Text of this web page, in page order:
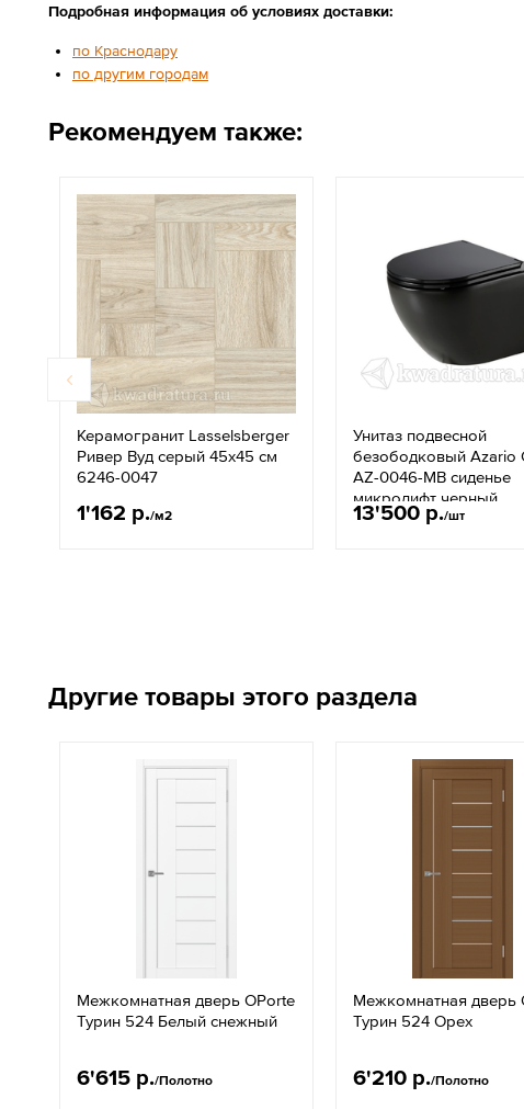
Подробная информация об условиях доставки:
по Краснодару
по другим городам
Рекомендуем также:
Керамогранит Lasselsberger
Ривер Вуд серый 45х45 см
6246-0047
1'162 р./м2
Унитаз подвесной
безободковый Azario
AZ-0046-MB сиденье
микролифт черный
13'500 р./шт
Другие товары этого раздела
Межкомнатная дверь OPorte
Турин 524 Белый снежный
6'615 р./Полотно
Межкомнатная дверь
Турин 524 Орех
6'210 р./Полотно